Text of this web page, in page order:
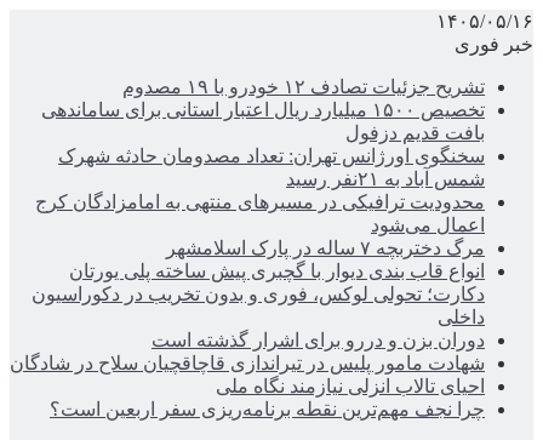
۱۴۰۵/۰۵/۱۶
خبر فوری
تشریح جزئیات تصادف ۱۲ خودرو با ۱۹ مصدوم
تخصیص ۱۵۰۰ میلیارد ریال اعتبار استانی برای ساماندهی
بافت قدیم دزفول
سخنگوی اورژانس تهران: تعداد مصدومان حادثه شهرک
شمس آباد به ۲۱نفر رسید
محدودیت ترافیکی در مسیرهای منتهی به امامزادگان کرج
اعمال می‌شود
مرگ دختربچه ۷ ساله در پارک اسلامشهر
انواع قاب بندی دیوار با گچبری پیش ساخته پلی یورتان
دکارت؛ تحولی لوکس، فوری و بدون تخریب در دکوراسیون
داخلی
دوران بزن و دررو برای اشرار گذشته است
شهادت مامور پلیس در تیراندازی قاچاقچیان سلاح در شادگان
احیای تالاب انزلی نیازمند نگاه ملی
چرا نجف مهم‌ترین نقطه برنامه‌ریزی سفر اربعین است؟